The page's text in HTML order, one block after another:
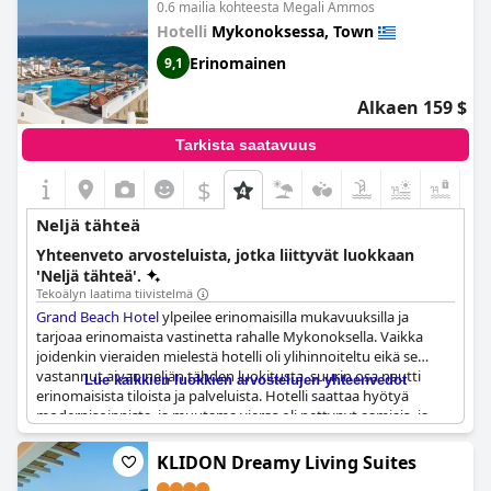
0.6 mailia kohteesta Megali Ammos
Hotelli Mykonoksessa, Town
9,1 Erinomainen
Alkaen 159 $
Tarkista saatavuus
$
Neljä tähteä
Yhteenveto arvosteluista, jotka liittyvät luokkaan
'Neljä tähteä'.
Tekoälyn laatima tiivistelmä
Grand Beach Hotelylpeilee erinomaisilla mukavuuksilla ja
tarjoaa erinomaista vastinetta rahalle Mykonoksella. Vaikka
joidenkin vieraiden mielestä hotelli oli ylihinnoiteltu eikä se
vastannut aivan neljän tähden luokitusta, suurin osa nautti
erinomaisista tiloista ja palveluista. Hotelli saattaa hyötyä
modernisoinnista, ja muutama vieras oli pettynyt aamiais- ja
ravintolatarjontaan. Myös uima-altaan palvelua pidettiin neljän
tähden hotelliksi keskinkertaisena. Kaiken kaikkiaanGrand
Beach Hoteltarjoaa kuitenkin mukavan ja miellyttävän
Lue kaikkien luokkien arvostelujen yhteenvedot
KLIDON Dreamy Living Suites